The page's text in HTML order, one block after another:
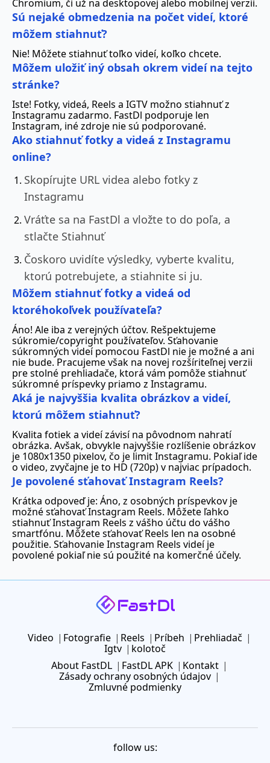
Chromium, či už na desktopovej alebo mobilnej verzii.
Sú nejaké obmedzenia na počet videí, ktoré
môžem stiahnuť?
Nie! Môžete stiahnuť toľko videí, koľko chcete.
Môžem uložiť iný obsah okrem videí na tejto
stránke?
Iste! Fotky, videá, Reels a IGTV možno stiahnuť z
Instagramu zadarmo. FastDl podporuje len
Instagram, iné zdroje nie sú podporované.
Ako stiahnuť fotky a videá z Instagramu
online?
Skopírujte URL videa alebo fotky z
Instagramu
Vráťte sa na FastDl a vložte to do poľa, a
stlačte Stiahnuť
Čoskoro uvidíte výsledky, vyberte kvalitu,
ktorú potrebujete, a stiahnite si ju.
Môžem stiahnuť fotky a videá od
ktoréhokoľvek používateľa?
Áno! Ale iba z verejných účtov. Rešpektujeme
súkromie/copyright používateľov. Sťahovanie
súkromných videí pomocou FastDl nie je možné a ani
nie bude. Pracujeme však na novej rozšíriteľnej verzii
pre stolné prehliadače, ktorá vám pomôže stiahnuť
súkromné príspevky priamo z Instagramu.
Aká je najvyššia kvalita obrázkov a videí,
ktorú môžem stiahnuť?
Kvalita fotiek a videí závisí na pôvodnom nahratí
obrázka. Avšak, obvykle najvyššie rozlíšenie obrázkov
je 1080x1350 pixelov, čo je limit Instagramu. Pokiaľ ide
o video, zvyčajne je to HD (720p) v najviac prípadoch.
Je povolené sťahovať Instagram Reels?
Krátka odpoveď je: Áno, z osobných príspevkov je
možné sťahovať Instagram Reels. Môžete ľahko
stiahnuť Instagram Reels z vášho účtu do vášho
smartfónu. Môžete sťahovať Reels len na osobné
použitie. Sťahovanie Instagram Reels videí je
povolené pokiaľ nie sú použité na komerčné účely.
Video Fotografie Reels Príbeh
Prehliadač
Igtv
kolotoč
About FastDL
FastDL APK
Kontakt
Zásady ochrany osobných údajov
Zmluvné podmienky
follow us: